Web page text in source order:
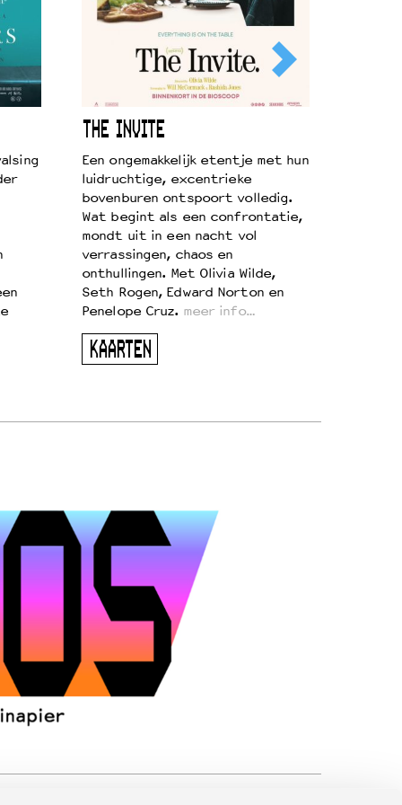
THE INVITE
Een ongemakkelijk etentje met hun
luidruchtige, excentrieke
bovenburen ontspoort volledig.
Wat begint als een confrontatie,
mondt uit in een nacht vol
verrassingen, chaos en
onthullingen. Met Olivia Wilde,
Seth Rogen, Edward Norton en
Penelope Cruz. meer info…
KAARTEN